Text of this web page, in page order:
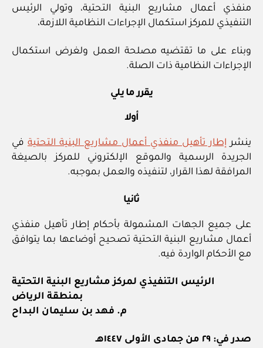
منفذي أعمال مشاريع البنية التحتية، وتولي الرئيس
التنفيذي للمركز استكمال الإجراءات النظامية اللازمة،
وبناء على ما تقتضيه مصلحة العمل ولغرض استكمال
الإجراءات النظامية ذات الصلة.
يقرر ما يلي
أولا
ينشر إطار تأهيل منفذي أعمال مشاريع البنية التحتية في
الجريدة الرسمية والموقع الإلكتروني للمركز بالصيغة
المرافقة لهذا القرار، لتنفيذه والعمل بموجبه.
ثانيا
على جميع الجهات المشمولة بأحكام إطار تأهيل منفذي
أعمال مشاريع البنية التحتية تصحيح أوضاعها بما يتوافق
مع الأحكام الواردة فيه.
الرئيس التنفيذي لمركز مشاريع البنية التحتية
بمنطقة الرياض
م. فهد بن سليمان البداح
صدر في: ٢٩ من جمادى الأولى ١٤٤٧هـ